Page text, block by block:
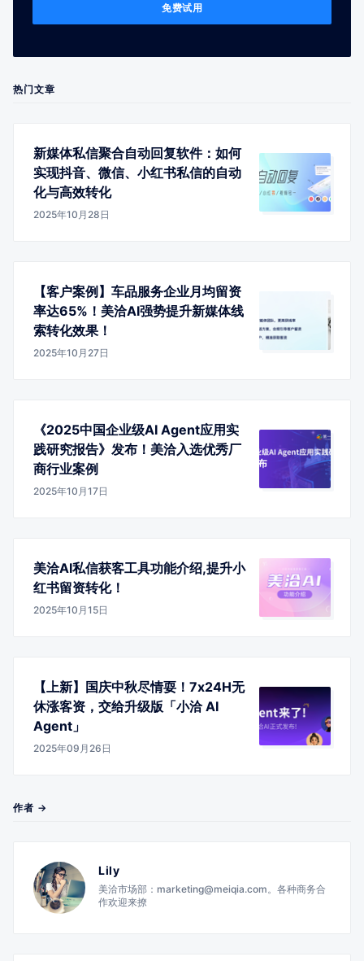
免费试用
热门文章
新媒体私信聚合自动回复软件：如何
实现抖音、微信、小红书私信的自动
化与高效转化
2025年10月28日
【客户案例】车品服务企业月均留资
率达65%！美洽AI强势提升新媒体线
索转化效果！
2025年10月27日
《2025中国企业级AI Agent应用实
践研究报告》发布！美洽入选优秀厂
商行业案例
2025年10月17日
美洽AI私信获客工具功能介绍,提升小
红书留资转化！
2025年10月15日
【上新】国庆中秋尽情耍！7x24H无
休涨客资，交给升级版「小洽 AI
Agent」
2025年09月26日
作者 →
Lily
美洽市场部：marketing@meiqia.com。各种商务合
作欢迎来撩